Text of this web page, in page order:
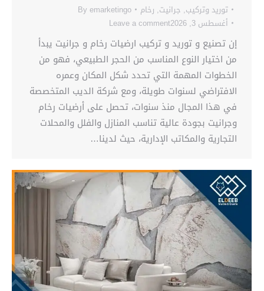
توريد وتركيب, جرانيت, رخام By emarketingo
أغسطس 3, 2026
Leave a comment
إن تصنيع و توريد و تركيب ارضيات رخام و جرانيت يبدأ
من اختيار النوع المناسب من الحجر الطبيعي، فهو من
الخطوات المهمة التي تحدد شكل المكان وعمره
الافتراضي لسنوات طويلة، ومع شركة الديب المتخصصة
في هذا المجال منذ سنوات، تحصل على أرضيات رخام
وجرانيت بجودة عالية تناسب المنازل والفلل والمحلات
التجارية والمكاتب الإدارية، حيث لدينا…